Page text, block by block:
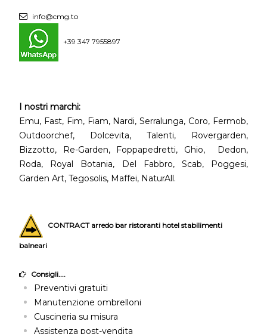
info@cmg.to
+39 347 7955897
I nostri marchi:
Emu, Fast, Fim, Fiam, Nardi, Serralunga, Coro, Fermob,
Outdoorchef, Dolcevita, Talenti, Rovergarden,
Bizzotto, Re-Garden, Foppapedretti, Ghio, Dedon,
Roda, Royal Botania, Del Fabbro, Scab, Poggesi,
Garden Art, Tegosolis, Maffei, NaturAll.
CONTRACT arredo bar ristoranti hotel stabilimenti
balneari
Consigli....
Preventivi gratuiti
Manutenzione ombrelloni
Cuscineria su misura
Assistenza post-vendita